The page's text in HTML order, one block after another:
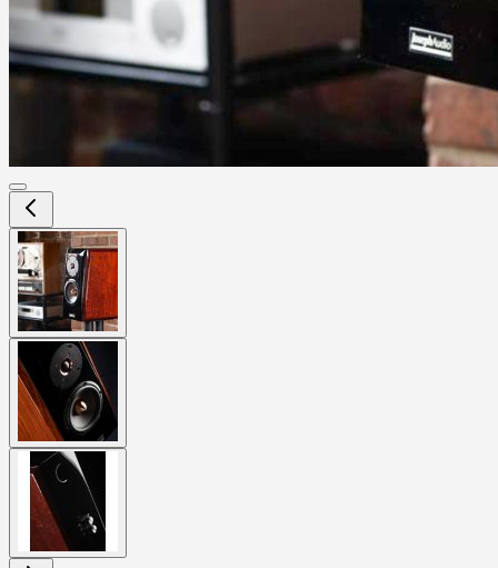
View
larger
image
larger
image
View
larger
image